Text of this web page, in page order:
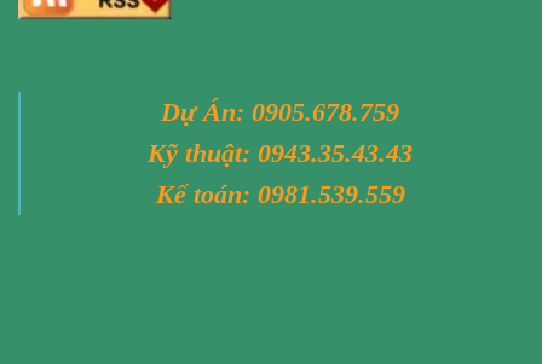
Dự Án: 0905.678.759
Kỹ thuật: 0943.35.43.43
Kế toán: 0981.539.559